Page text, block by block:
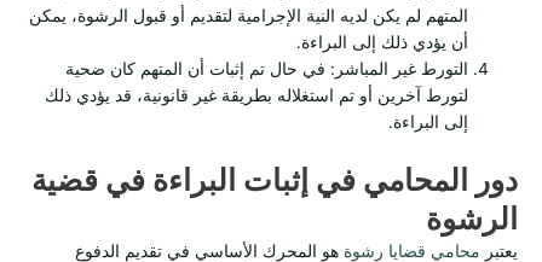
المتهم لم يكن لديه النية الإجرامية لتقديم أو قبول الرشوة، يمكن
أن يؤدي ذلك إلى البراءة.
التورط غير المباشر: في حال تم إثبات أن المتهم كان ضحية
لتورط آخرين أو تم استغلاله بطريقة غير قانونية، قد يؤدي ذلك
إلى البراءة.
دور المحامي في إثبات البراءة في قضية
الرشوة
يعتبر محامي قضايا رشوة هو المحرك الأساسي في تقديم الدفوع